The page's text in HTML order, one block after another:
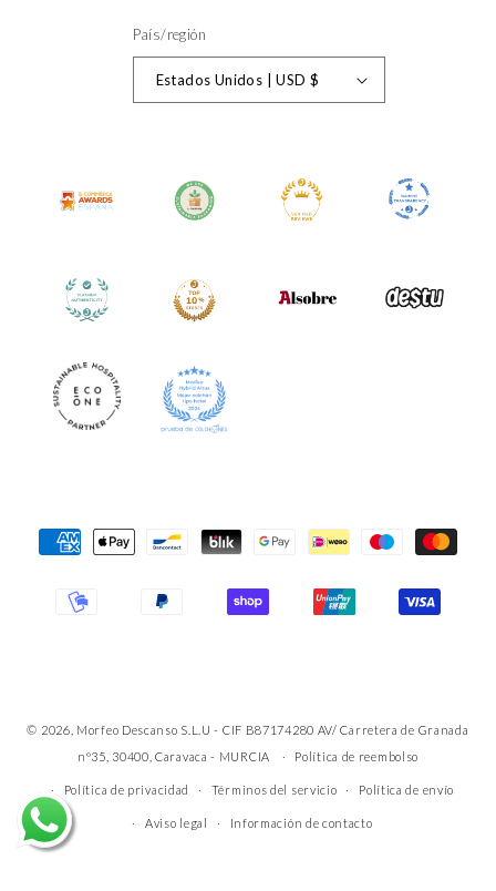
País/región
Estados Unidos | USD $
pago
© 2026, Morfeo Descanso S.L.U - CIF B87174280 AV/ Carretera de Granada
nº35, 30400, Caravaca - MURCIA
Política de reembolso
Política de privacidad Términos del servicio Política de envío
Aviso legal Información de contacto